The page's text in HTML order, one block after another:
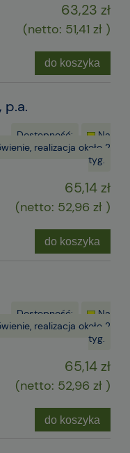
63,23 zł
(netto: 51,41 zł )
do koszyka
p.a.
Dostępność:
Na
realizacja około 2
tyg.
65,14 zł
(netto: 52,96 zł )
do koszyka
Dostępność:
Na
realizacja około 2
tyg.
65,14 zł
(netto: 52,96 zł )
do koszyka